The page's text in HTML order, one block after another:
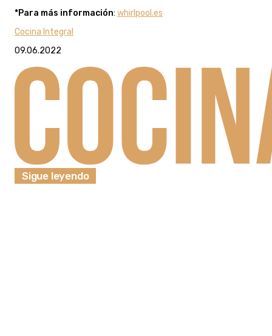
*Para más información: whirlpool.es
Cocina Integral
09.06.2022
Sigue leyendo